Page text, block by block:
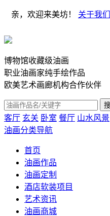
亲，欢迎来美坊！ 关于我们
博物馆收藏级油画
职业油画家纯手绘作品
欧美艺术画廊机构合作伙伴
客厅 玄关 卧室 餐厅 山水风景
油画分类导航
首页
油画作品
油画定制
酒店软装项目
艺术资讯
油画商城